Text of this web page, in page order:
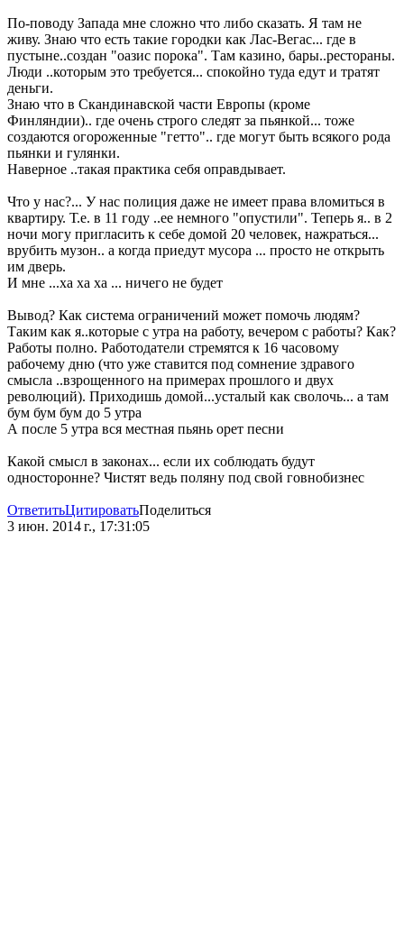
По-поводу Запада мне сложно что либо сказать. Я там не
живу. Знаю что есть такие городки как Лас-Вегас... где в
пустыне..создан "оазис порока". Там казино, бары..рестораны.
Люди ..которым это требуется... спокойно туда едут и тратят
деньги.
Знаю что в Скандинавской части Европы (кроме
Финляндии).. где очень строго следят за пьянкой... тоже
создаются огороженные "гетто".. где могут быть всякого рода
пьянки и гулянки.
Наверное ..такая практика себя оправдывает.
Что у нас?... У нас полиция даже не имеет права вломиться в
квартиру. Т.е. в 11 году ..ее немного "опустили". Теперь я.. в 2
ночи могу пригласить к себе домой 20 человек, нажраться...
врубить музон.. а когда приедут мусора ... просто не открыть
им дверь.
И мне ...ха ха ха ... ничего не будет
Вывод? Как система ограничений может помочь людям?
Таким как я..которые с утра на работу, вечером с работы? Как?
Работы полно. Работодатели стремятся к 16 часовому
рабочему дню (что уже ставится под сомнение здравого
смысла ..взрощенного на примерах прошлого и двух
революций). Приходишь домой...усталый как сволочь... а там
бум бум бум до 5 утра
А после 5 утра вся местная пьянь орет песни
Какой смысл в законах... если их соблюдать будут
односторонне? Чистят ведь поляну под свой говнобизнес
ОтветитьЦитироватьПоделиться
3 июн. 2014 г., 17:31:05